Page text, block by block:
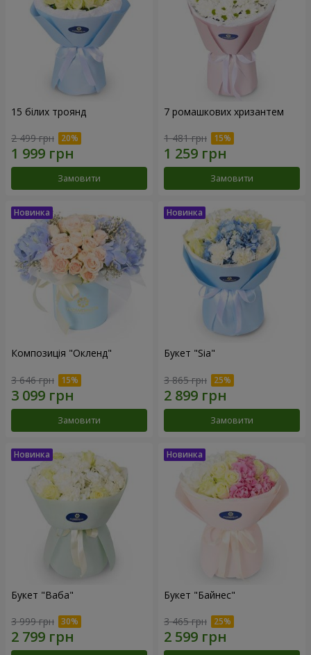
15 білих троянд
2 499 грн
Замовити
7 ромашкових хризантем
1 481 грн
Замовити
Композиція "Окленд"
3 646 грн
Замовити
Букет "Sia"
3 865 грн
Замовити
Букет "Ваба"
3 999 грн
Букет "Байнес"
3 465 грн